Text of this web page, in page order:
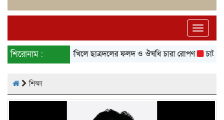
Toggle
শিরোনাম :চাটখিলে ছাত্রদলের ফলদ ও ঔষধি চারা রোপণ চাটখিলে
শিক্ষা